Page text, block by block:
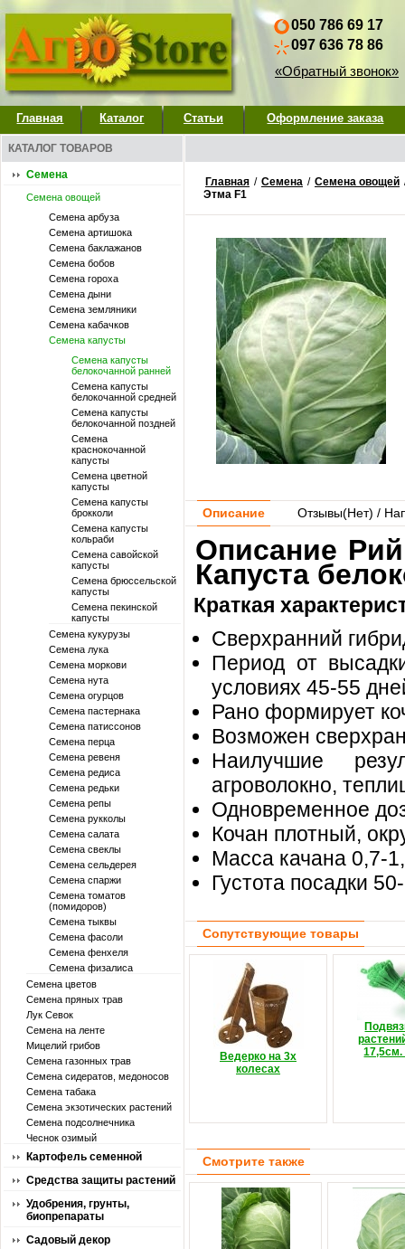
050 786 69 17
097 636 78 86
«Обратный звонок»
Главная Каталог Статьи Оформление заказа
КАТАЛОГ ТОВАРОВ
Семена
Семена овощей
Семена арбуза
Семена артишока
Семена баклажанов
Семена бобов
Семена гороха
Семена дыни
Семена земляники
Семена кабачков
Семена капусты
Семена капусты
белокочанной ранней
Семена капусты
белокочанной средней
Семена капусты
белокочанной поздней
Семена
краснокочанной
капусты
Семена цветной
капусты
Семена капусты
брокколи
Семена капусты
кольраби
Семена савойской
капусты
Семена брюссельской
капусты
Семена пекинской
капусты
Семена кукурузы
Семена лука
Семена моркови
Семена нута
Семена огурцов
Семена пастернака
Семена патиссонов
Семена перца
Семена ревеня
Семена редиса
Семена редьки
Семена репы
Семена рукколы
Семена салата
Семена свеклы
Семена сельдерея
Семена спаржи
Семена томатов
(помидоров)
Семена тыквы
Семена фасоли
Семена фенхеля
Семена физалиса
Семена цветов
Семена пряных трав
Лук Севок
Семена на ленте
Мицелий грибов
Семена газонных трав
Семена сидератов, медоносов
Семена табака
Семена экзотических растений
Семена подсолнечника
Чеснок озимый
Картофель семенной
Средства защиты растений
Удобрения, грунты,
биопрепараты
Садовый декор
Главная / Семена / Семена овощей
Этма F1
Описание Отзывы(Нет) /
Описание
Капуста
Краткая
Сверхранний
Период от
условиях 45-55
Рано формирует
Возможен
Наилучшие
агроволокно,
Одновременное
Кочан плотный,
Масса качана 0,7-
Густота посадки
Сопутствующие товары
Ведерко на 3х
колесах
17,5см.
Смотрите также